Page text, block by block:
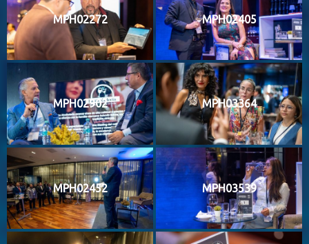
MPH02272 MPH02405
MPH02902 MPH03364
MPH02452 MPH03539